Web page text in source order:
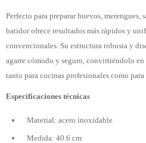
Perfecto para preparar huevos, merengues,
batidor ofrece resultados más rápidos y
convencionales. Su estructura robusta y
agarre cómodo y seguro, convirtiéndolo
tanto para cocinas profesionales como para
Especificaciones técnicas
Material: acero inoxidable
Medida: 40.6 cm